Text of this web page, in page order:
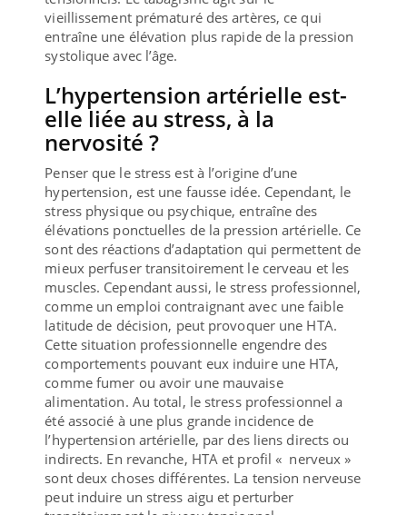
vieillissement prématuré des artères, ce qui
entraîne une élévation plus rapide de la pression
systolique avec l’âge.
L’hypertension artérielle est-
elle liée au stress, à la
nervosité ?
Penser que le stress est à l’origine d’une
hypertension, est une fausse idée. Cependant, le
stress physique ou psychique, entraîne des
élévations ponctuelles de la pression artérielle. Ce
sont des réactions d’adaptation qui permettent de
mieux perfuser transitoirement le cerveau et les
muscles. Cependant aussi, le stress professionnel,
comme un emploi contraignant avec une faible
latitude de décision, peut provoquer une HTA.
Cette situation professionnelle engendre des
comportements pouvant eux induire une HTA,
comme fumer ou avoir une mauvaise
alimentation. Au total, le stress professionnel a
été associé à une plus grande incidence de
l’hypertension artérielle, par des liens directs ou
indirects. En revanche, HTA et profil « nerveux »
sont deux choses différentes. La tension nerveuse
peut induire un stress aigu et perturber